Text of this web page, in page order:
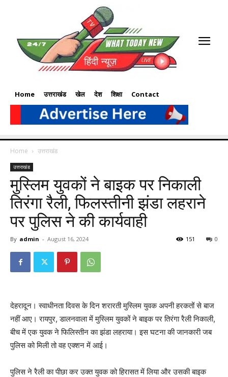
Home उत्तराखंड खेल देश शिक्षा Contact
Home उत्तराखंड
उत्तराखंड
मुस्लिम युवकों ने बाइक पर निकाली
तिरंगा रैली, फिलस्तीनी झंडा लहराने
पर पुलिस ने की कार्यवाही
By admin - August 16, 2024 0
151
देहरादून। स्वाधीनता दिवस के दिन शरारती मुस्लिम युवक अपनी हरकतों से बाज
नहीं आए। रायपुर, डालनवाला में मुस्लिम युवकों ने बाइक पर तिरंगा रैली निकाली,
बीच में एक युवक ने फिलिस्तीन का झंडा लहराया। इस घटना की जानकारी जब
पुलिस को मिली तो वह एक्शन में आई।
पुलिस ने रैली का पीछा कर उक्त युवक को हिरासत में लिया और उसकी बाइक